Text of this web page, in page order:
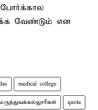
போர்க்கால
வேண்டும் என
medical college
மருத்துவக்கல்லூரிகள் quota